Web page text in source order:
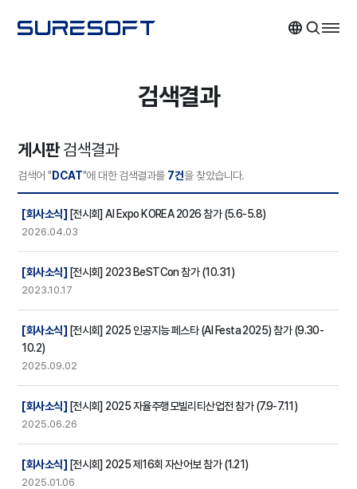
검색결과
게시판검색결과
검색어 " DCAT"에 대한 검색결과를 7건을 찾았습니다.
검색결과
[회사소식] [전시회] AI Expo KOREA 2026 참가 (5.6-5.8)
2026.04.03
[회사소식] [전시회] 2023 BeSTCon 참가 (10.31)
2023.10.17
[회사소식] [전시회] 2025 인공지능 페스타 (AI Festa 2025) 참가 (9.30-
10.2)
2025.09.02
[회사소식] [전시회] 2025 자율주행모빌리티산업전 참가 (7.9-7.11)
2025.06.26
[회사소식] [전시회] 2025 제16회 자산어보 참가 (1.21)
2025.01.06